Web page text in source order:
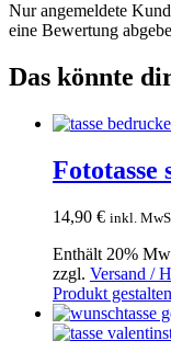
Nur angemeldete
eine Bewertung
Das könnte
Fototasse
14,90 € inkl.
Enthält 20%
zzgl. Versand /
Produkt gestalten